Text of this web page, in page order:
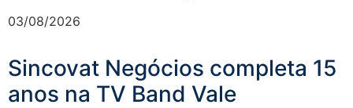
03/08/2026
Sincovat Negócios completa 15
anos na TV Band Vale